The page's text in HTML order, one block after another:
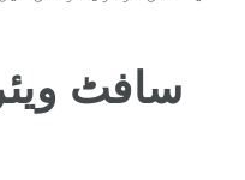
سافٹ